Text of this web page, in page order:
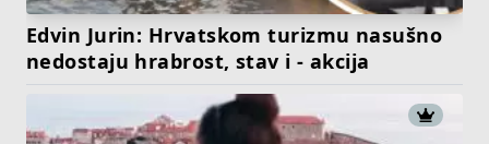
Edvin Jurin: Hrvatskom turizmu nasušno
nedostaju hrabrost, stav i - akcija